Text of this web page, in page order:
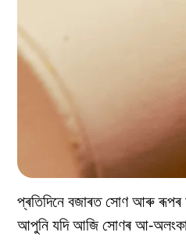
প্ৰতিদিনে বজাৰত সোণ আৰু ৰূপৰ
আপুনি যদি আজি সোণৰ আ-